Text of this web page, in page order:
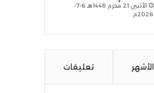
الأثنين 21 محرم 1448هـ 6-7-
2026م
الأشهر تعليقات